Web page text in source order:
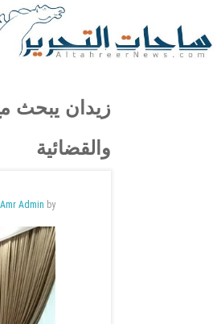
زيدان يبحث
والقضائية
by
Amr Admin